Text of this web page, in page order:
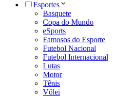
Esportes
Basquete
Copa do Mundo
eSports
Famosos do Esporte
Futebol Nacional
Futebol Internacional
Lutas
Motor
Tênis
Vôlei